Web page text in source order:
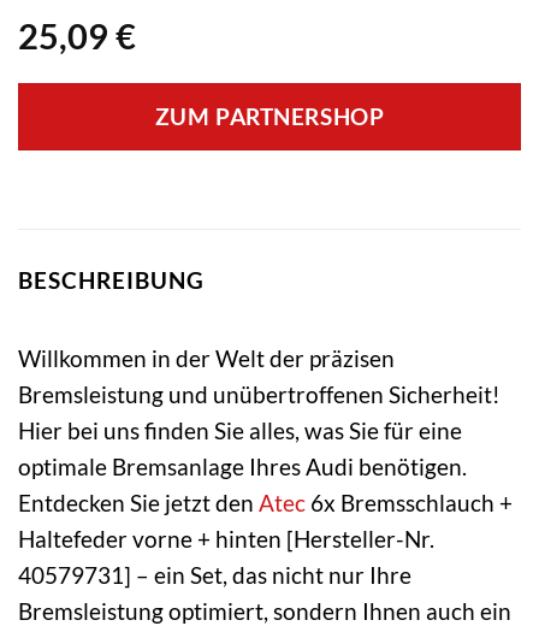
25,09 €
ZUM PARTNERSHOP
BESCHREIBUNG
Willkommen in der Welt der präzisen
Bremsleistung und unübertroffenen Sicherheit!
Hier bei uns finden Sie alles, was Sie für eine
optimale Bremsanlage Ihres Audi benötigen.
Entdecken Sie jetzt den Atec 6x Bremsschlauch +
Haltefeder vorne + hinten [Hersteller-Nr.
40579731] – ein Set, das nicht nur Ihre
Bremsleistung optimiert, sondern Ihnen auch ein